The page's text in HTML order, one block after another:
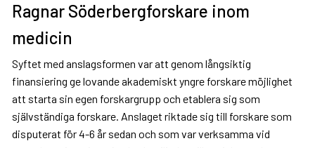
Ragnar Söderbergforskare inom
medicin
Syftet med anslagsformen var att genom långsiktig
finansiering ge lovande akademiskt yngre forskare möjlighet
att starta sin egen forskargrupp och etablera sig som
självständiga forskare. Anslaget riktade sig till forskare som
disputerat för 4-6 år sedan och som var verksamma vid